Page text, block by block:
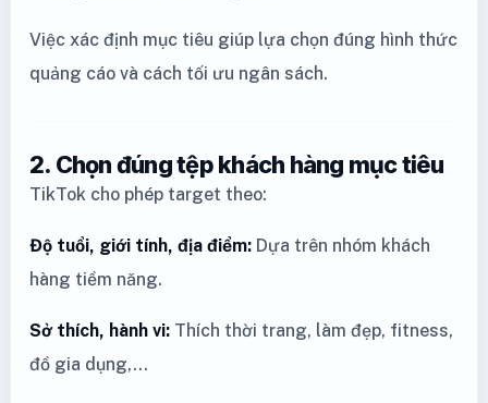
Việc xác định mục tiêu giúp lựa chọn đúng hình thức
quảng cáo và cách tối ưu ngân sách.
2. Chọn đúng tệp khách hàng mục tiêu
TikTok cho phép target theo:
Độ tuổi, giới tính, địa điểm: Dựa trên nhóm khách
hàng tiềm năng.
Sở thích, hành vi: Thích thời trang, làm đẹp, fitness,
đồ gia dụng,...